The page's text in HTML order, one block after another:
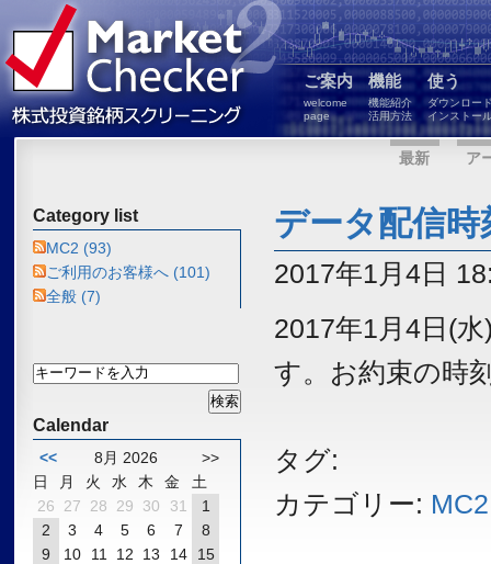
ご案内
welcome
page
機能
機能紹介
活用方法
使う
ダウンロー
インストー
最新 ア
データ配信
2017年1月4日
2017年1月4日(
す。お約束の時
タグ:
カテゴリー: MC2
Category list
MC2 (93)
ご利用のお客様へ (101)
全般 (7)
Calendar
<< 8月 2026
>>
日
月 火 水 木 金
土
26
27 28 29 30 31
1
2
3 4 5 6 7
8
9
10 11 12 13 14
15